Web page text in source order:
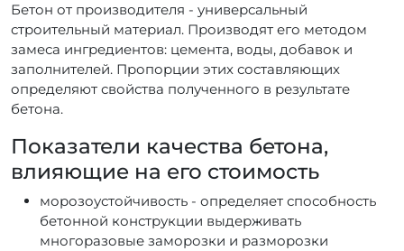
Бетон от производителя - универсальный
строительный материал. Производят его методом
замеса ингредиентов: цемента, воды, добавок и
заполнителей. Пропорции этих составляющих
определяют свойства полученного в результате
бетона.
Показатели качества бетона,
влияющие на его стоимость
морозоустойчивость - определяет способность
бетонной конструкции выдерживать
многоразовые заморозки и разморозки